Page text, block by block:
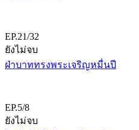
EP.21/32
ยังไม่จบ
ฝ่าบาททรงพระเจริญหมื่นปี
EP.5/8
ยังไม่จบ